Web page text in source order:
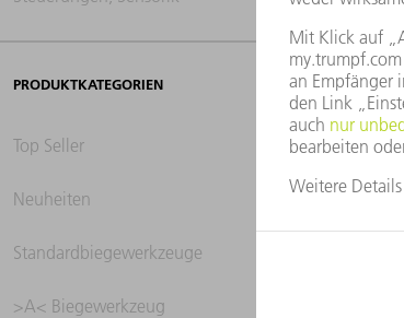
PRODUKTKATEGORIEN
Top Seller
Neuheiten
Standardbiegewerkzeuge
>A< Biegewerkzeug